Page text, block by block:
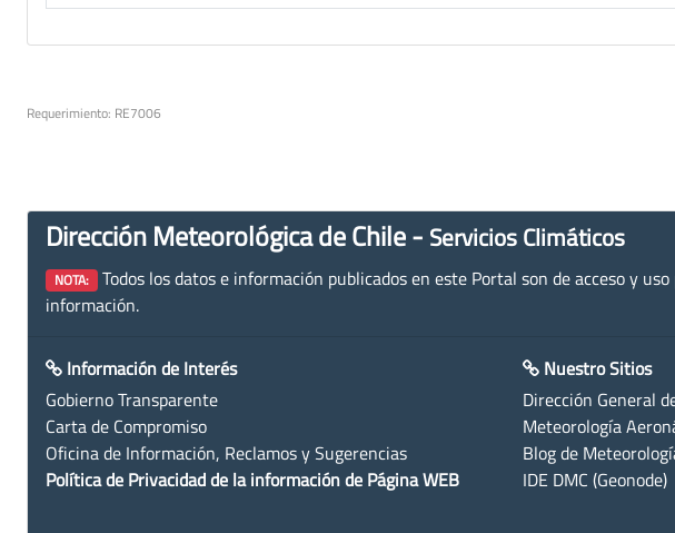
Requerimiento: RE7006
Dirección Meteorológica de Chile - Servicios Climáticos
NOTA: Todos los datos e información publicados en este Portal son de acceso y
información.
Información de Interés
Gobierno Transparente
Carta de Compromiso
Oficina de Información, Reclamos y Sugerencias
Política de Privacidad de la información de Página WEB
Nuestro Sitios
Dirección General
Meteorología
Blog de
IDE DMC (Geonode)